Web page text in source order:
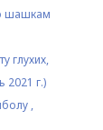
шашкам
глухих,
2021 г.)
,